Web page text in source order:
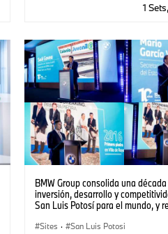
1
BMW Group consolida una
inversión, desarrollo y
San Luis Potosí para el mundo, y
Sites · San Luis Potosi